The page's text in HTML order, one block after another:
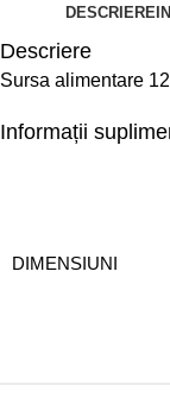
DESCRIERE
Descriere
Sursa alimentare
Informații
DIMENSIUNI